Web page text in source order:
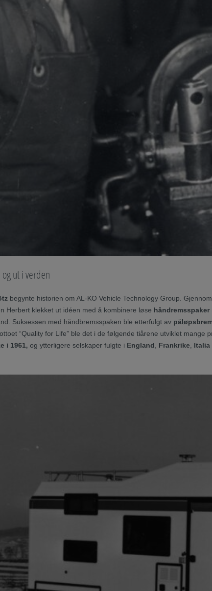
ut i verden
begynte historien om AL-KO Vehicle Technology Group.
Herbert klekket ut idéen med å kombinere løse håndremsspaker
Suksessen med håndbremsspaken ble etterfulgt av
“Quality for Life” ble det i de følgende tiårene utviklet
i 1961, og ytterligere selskaper fulgte i England Frankrike Italia